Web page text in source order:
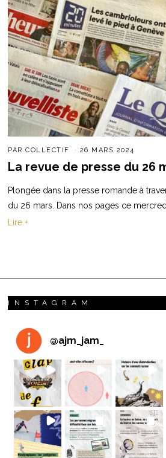
PARCOLLECTIF 26 MARS 2024
La revue de presse du 26
Plongée dans la presse romande à
du 26 mars. Dans nos pages ce
Lire +
INSTAGRAM
@ajm_jam_